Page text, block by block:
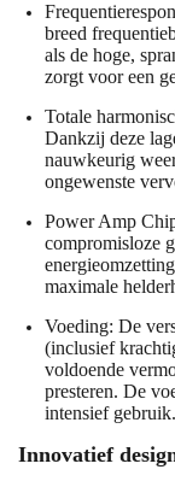
breed
als de hoge,
zorgt voor een
Totale
Dankzij deze
nauwkeurig
ongewenste
Power Amp
compromisloze
maximale
Voeding: De
(inclusief
voldoende
presteren. De
intensief gebruik.
Innovatief